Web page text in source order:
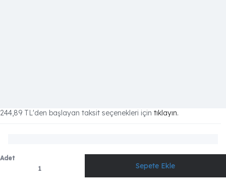
244,89 TL'den başlayan taksit seçenekleri için tıklayın.
Adet